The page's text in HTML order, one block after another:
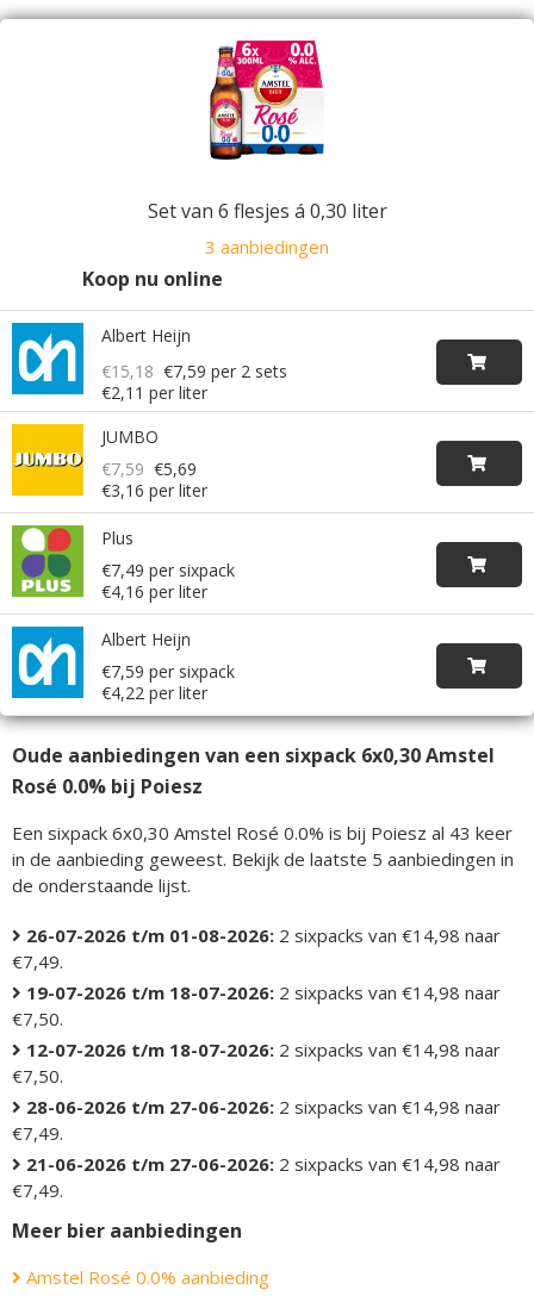
Set van 6 flesjes á 0,30 liter
3 aanbiedingen
Koop nu online
Albert Heijn
€15,18 €7,59 per 2 sets
€2,11 per liter
JUMBO
€7,59 €5,69
€3,16 per liter
Plus
€7,49 per sixpack
€4,16 per liter
Albert Heijn
€7,59 per sixpack
€4,22 per liter
Oude aanbiedingen van een sixpack 6x0,30 Amstel
Rosé 0.0% bij Poiesz
Een sixpack 6x0,30 Amstel Rosé 0.0% is bij Poiesz al 43 keer
in de aanbieding geweest. Bekijk de laatste 5 aanbiedingen in
de onderstaande lijst.
26-07-2026 t/m 01-08-2026: 2 sixpacks van €14,98 naar
€7,49.
19-07-2026 t/m 18-07-2026: 2 sixpacks van €14,98 naar
€7,50.
12-07-2026 t/m 18-07-2026: 2 sixpacks van €14,98 naar
€7,50.
28-06-2026 t/m 27-06-2026: 2 sixpacks van €14,98 naar
€7,49.
21-06-2026 t/m 27-06-2026: 2 sixpacks van €14,98 naar
€7,49.
Meer bier aanbiedingen
Amstel Rosé 0.0% aanbieding